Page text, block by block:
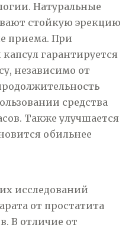
Натуральные
стойкую эрекцию
приема. При
гарантируется
независимо от
средства
Также улучшается
обильнее
исследований
от простатита
В отличие от